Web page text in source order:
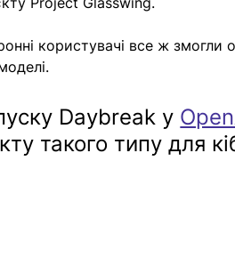
користувачі все ж змогли
Daybreak у
такого типу для